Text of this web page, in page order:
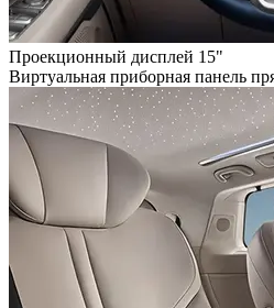
Проекционный дисплей 15"
Виртуальная приборная панель